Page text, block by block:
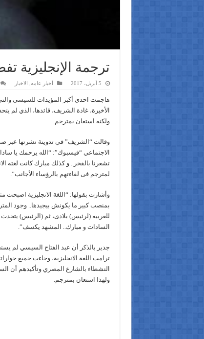
ترجمة الإنجليزية
5 أبريل، 2017 أخبار عامه الاخبار
هاجمت احدى أكبر المؤيدات للسيسى
الأخيرة، غادة الشريف، قائدها، الذي لم
ولكنه استعان بمترجم.
وقالت “الشريف” في تدوينة نشرتها عبر
الاجتماعي “فيسبوك”: “الله يرحمك يا
تشعرنا بالفخر.. و كذلك مبارك كانت لغته
لمترجم فى لقاءتهم بالرؤساء الأجانب”.
وأشارت بقولها: “اللغة الانجليزية اصبحت
بمنصب كبير ما يكونش بيجيدها.. وجود
للعربية (لرئيس) بلادى، ثم (الرئيس) يتحدث
السادات و مبارك.. المشهد يكسف”.
جدير بالذكر أن عبد الفتاح السيسي لم
ترامب اللغة الانجليزية، وجاءت جميع
النشطاء بالشارع المصري وتأكيدهم أن
ولهذا استعان بمترجم.